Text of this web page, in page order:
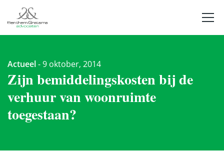
Actueel-9 oktober, 2014
Zijn bemiddelingskosten bij de
verhuur van woonruimte
toegestaan?